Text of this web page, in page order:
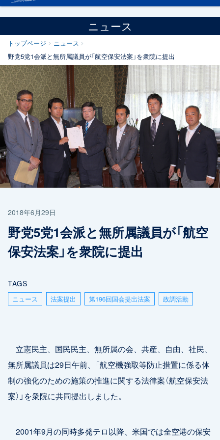
ニュース
トップページ
ニュース
野党5党1会派と無所属議員が「航空保安法案」を衆院に提出
2018年6月29日
野党5党1会派と無所属議員が「航空
保安法案」を衆院に提出
TAGS
ニュース 法案提出 第196回国会提出法案 政調活動
立憲民主、国民民主、無所属の会、共産、自由、社民、
無所属議員は29日午前、「航空機強取等防止措置に係る体
制の強化のための施策の推進に関する法律案（航空保安法
案）」を衆院に共同提出しました。
2001年9月の同時多発テロ以降、米国では全空港の保安